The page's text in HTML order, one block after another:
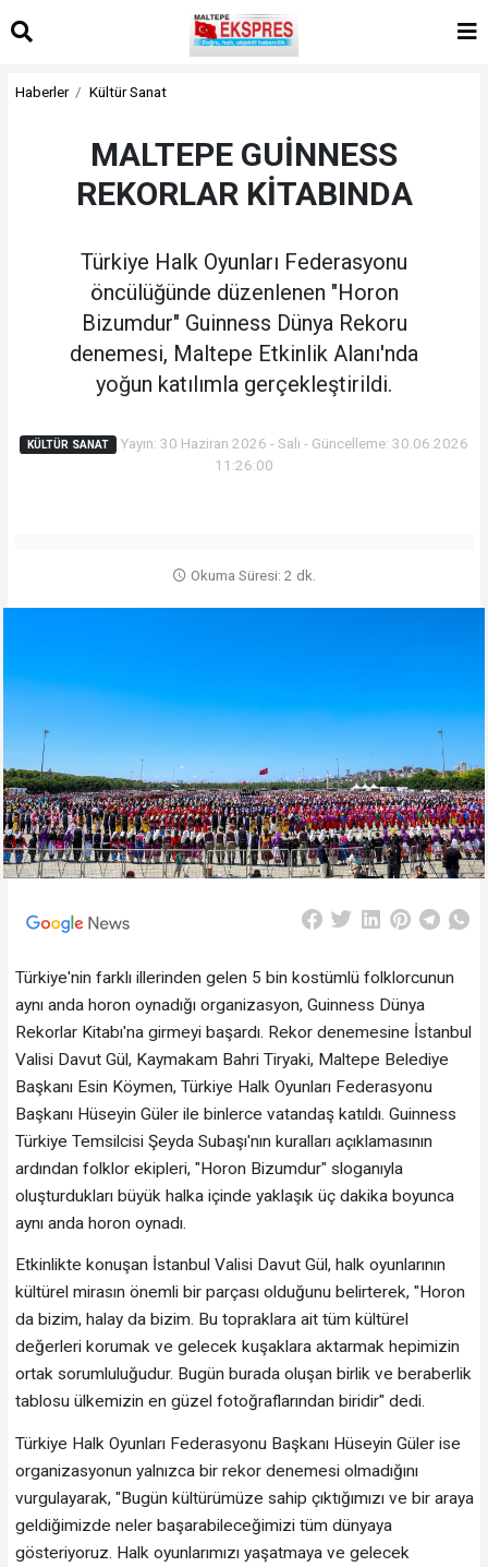
Haberler Kültür Sanat
MALTEPE GUİNNESS
REKORLAR KİTABINDA
Türkiye Halk Oyunları Federasyonu
öncülüğünde düzenlenen "Horon
Bizumdur" Guinness Dünya Rekoru
denemesi, Maltepe Etkinlik Alanı'nda
yoğun katılımla gerçekleştirildi.
KÜLTÜR SANAT Yayın: 30 Haziran 2026 - Salı - Güncelleme: 30.06.2026
11:26:00
Okuma Süresi: 2 dk.
Türkiye'nin farklı illerinden gelen 5 bin kostümlü folklorcunun
aynı anda horon oynadığı organizasyon, Guinness Dünya
Rekorlar Kitabı'na girmeyi başardı. Rekor denemesine İstanbul
Valisi Davut Gül, Kaymakam Bahri Tiryaki, Maltepe Belediye
Başkanı Esin Köymen, Türkiye Halk Oyunları Federasyonu
Başkanı Hüseyin Güler ile binlerce vatandaş katıldı. Guinness
Türkiye Temsilcisi Şeyda Subaşı'nın kuralları açıklamasının
ardından folklor ekipleri, "Horon Bizumdur" sloganıyla
oluşturdukları büyük halka içinde yaklaşık üç dakika boyunca
aynı anda horon oynadı.
Etkinlikte konuşan İstanbul Valisi Davut Gül, halk oyunlarının
kültürel mirasın önemli bir parçası olduğunu belirterek, "Horon
da bizim, halay da bizim. Bu topraklara ait tüm kültürel
değerleri korumak ve gelecek kuşaklara aktarmak hepimizin
ortak sorumluluğudur. Bugün burada oluşan birlik ve beraberlik
tablosu ülkemizin en güzel fotoğraflarından biridir" dedi.
Türkiye Halk Oyunları Federasyonu Başkanı Hüseyin Güler ise
organizasyonun yalnızca bir rekor denemesi olmadığını
vurgulayarak, "Bugün kültürümüze sahip çıktığımızı ve bir araya
geldiğimizde neler başarabileceğimizi tüm dünyaya
gösteriyoruz. Halk oyunlarımızı yaşatmaya ve gelecek